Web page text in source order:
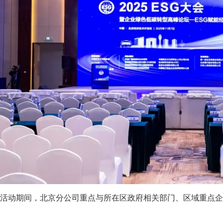
活动期间，北京分公司重点与所在区政府相关部门、区域重点